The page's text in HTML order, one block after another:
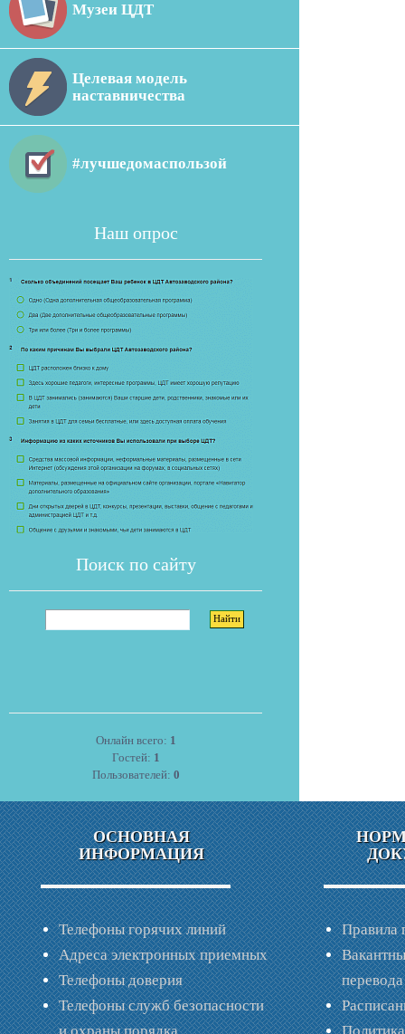
Музеи ЦДТ
Целевая модель
наставничества
#лучшедомаспользой
Наш опрос
Поиск по сайту
Онлайн всего: 1
Гостей: 1
Пользователей: 0
ОСНОВНАЯ
ИНФОРМАЦИЯ
Телефоны горячих линий
Адреса электронных приемных
Телефоны доверия
Телефоны служб безопасности
Правила
перевода